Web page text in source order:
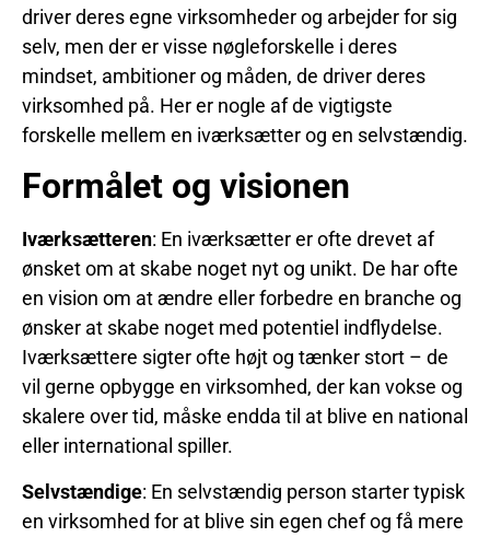
driver deres egne virksomheder og arbejder for sig
selv, men der er visse nøgleforskelle i deres
mindset, ambitioner og måden, de driver deres
virksomhed på. Her er nogle af de vigtigste
forskelle mellem en iværksætter og en selvstændig.
Formålet og visionen
Iværksætteren: En iværksætter er ofte drevet af
ønsket om at skabe noget nyt og unikt. De har ofte
en vision om at ændre eller forbedre en branche og
ønsker at skabe noget med potentiel indflydelse.
Iværksættere sigter ofte højt og tænker stort – de
vil gerne opbygge en virksomhed, der kan vokse og
skalere over tid, måske endda til at blive en national
eller international spiller.
Selvstændige: En selvstændig person starter typisk
en virksomhed for at blive sin egen chef og få mere